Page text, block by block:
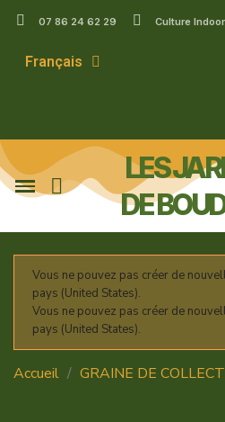
07 86 24 62 29 Culture
Français
LES
DE
Vous ne pouvez pas créer de
pays (United States).
Vous ne pouvez pas créer de
pays (United States).
Accueil GRAINE DE